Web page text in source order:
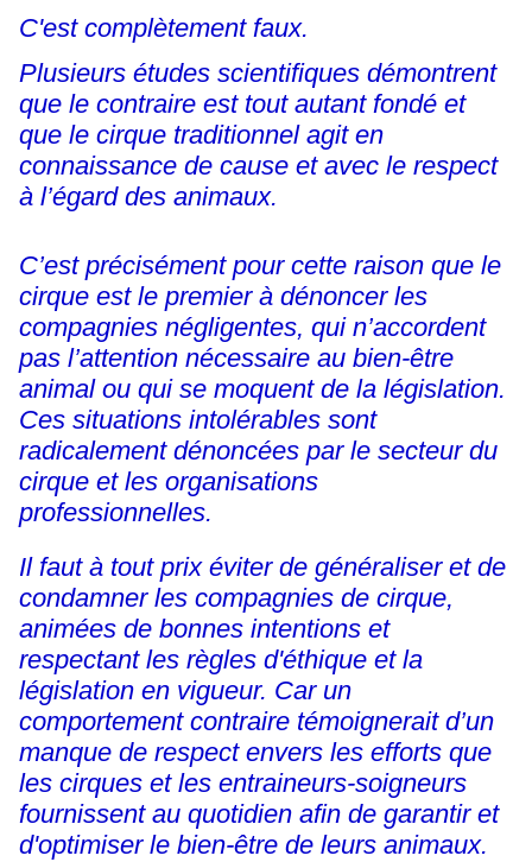
C'est complètement faux.
Plusieurs études scientifiques démontrent
que le contraire est tout autant fondé et
que le cirque traditionnel agit en
connaissance de cause et avec le respect
à l’égard des animaux.
C’est précisément pour cette raison que le
cirque est le premier à dénoncer les
compagnies négligentes, qui n’accordent
pas l’attention nécessaire au bien-être
animal ou qui se moquent de la législation.
Ces situations intolérables sont
radicalement dénoncées par le secteur du
cirque et les organisations
professionnelles.
Il faut à tout prix éviter de généraliser et de
condamner les compagnies de cirque,
animées de bonnes intentions et
respectant les règles d'éthique et la
législation en vigueur. Car un
comportement contraire témoignerait d’un
manque de respect envers les efforts que
les cirques et les entraineurs-soigneurs
fournissent au quotidien afin de garantir et
d'optimiser le bien-être de leurs animaux.